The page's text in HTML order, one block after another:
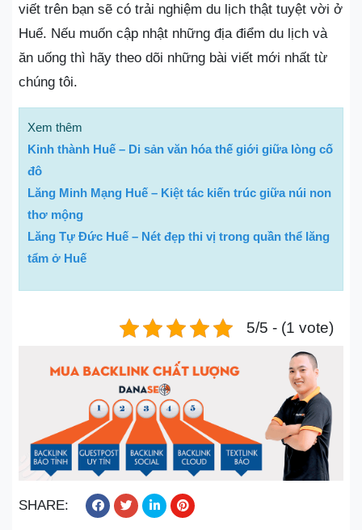
viết trên bạn sẽ có trải nghiệm du lịch thật tuyệt vời ở
Huế. Nếu muốn cập nhật những địa điểm du lịch và
ăn uống thì hãy theo dõi những bài viết mới nhất từ
chúng tôi.
Xem thêm
Kinh thành Huế – Di sản văn hóa thế giới giữa lòng cố
đô
Lăng Minh Mạng Huế – Kiệt tác kiến trúc giữa núi non
thơ mộng
Lăng Tự Đức Huế – Nét đẹp thi vị trong quần thể lăng
tẩm ở Huế
5/5 - (1 vote)
SHARE: